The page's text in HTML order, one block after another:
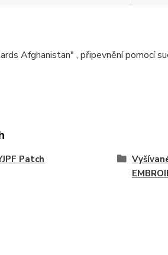
Afghanistan" , připevnění pomocí
Patch